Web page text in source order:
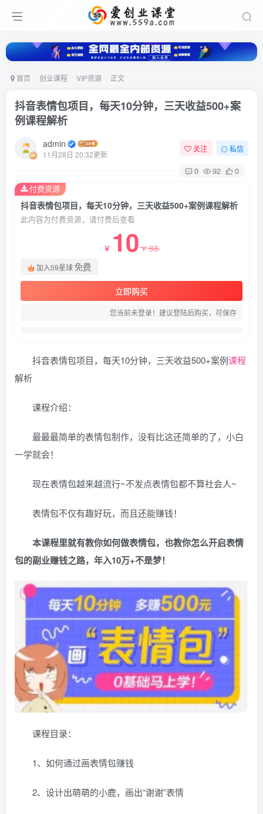
首页 创业课程 VIP资源 正文
抖音表情包项目，每天10分钟，三天收益500+案
例课程解析
admin
11月28日 20:32更新
关注 私信
0 92 0
抖音表情包项目，每天10分钟，三天收益500+案例课程解析
此内容为付费资源，请付费后查看
￥ 10￥88
加入59星球免费
立即购买
您当前未登录！建议登陆后购买，可保存
付费资源
抖音表情包项目，每天10分钟，三天收益500+案例课程
解析
课程介绍：
最最最简单的表情包制作，没有比这还简单的了，小白
一学就会！
现在表情包越来越流行~不发点表情包都不算社会人~
表情包不仅有趣好玩，而且还能赚钱！
本课程里就有教你如何做表情包，也教你怎么开启表情
包的副业赚钱之路，年入10万+不是梦！
课程目录：
1、如何通过画表情包赚钱
2、设计出萌萌的小鹿，画出“谢谢”表情